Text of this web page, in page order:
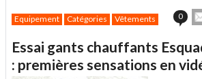
Equipement Catégories Vêtements 0
à
un
Essai gants chauffants
: premières sensations en